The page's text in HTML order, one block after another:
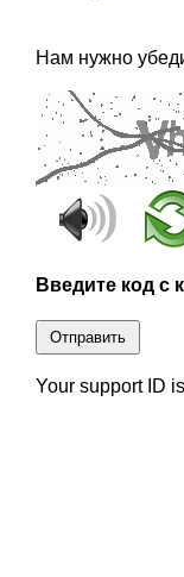
Нам нужно
Введите код с
Отправить
Your support ID